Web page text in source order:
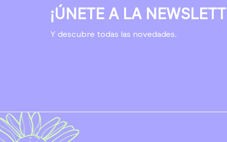
¡ÚNETE A LA
Y descubre todas las novedades.